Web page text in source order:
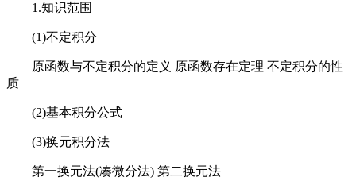
1.知识范围
(1)不定积分
原函数与不定积分的定义 原函数存在定理 不定积分的性
质
(2)基本积分公式
(3)换元积分法
第一换元法(凑微分法) 第二换元法